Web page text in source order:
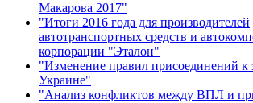
Макарова 2017"
"Итоги 2016 года для производителей
автотранспортных средств и
корпорации "Эталон"
"Изменение правил присоединений к
Украине"
"Анализ конфликтов между ВПЛ и